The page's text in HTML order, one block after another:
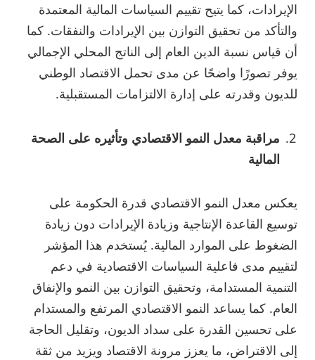
الإيرادات، كما يتيح تقييم السياسات المالية المعتمدة
والتأكد من تحقيق التوازن بين الإيرادات والنفقات. كما
أن قياس نسبة الدين العام إلى الناتج المحلي الإجمالي
يوفر تصورًا واضحًا عن مدى تحمل الاقتصاد الوطني
للديون وقدرته على إدارة الالتزامات المستقبلية.
مراقبة معدل النمو الاقتصادي وتأثيره على الصحة
المالية
يعكس معدل النمو الاقتصادي قدرة الحكومة على
توسيع القاعدة الإنتاجية وزيادة الإيرادات دون زيادة
الضغوط على الموارد المالية. يُستخدم هذا المؤشر
لتقييم مدى فاعلية السياسات الاقتصادية في دعم
التنمية المستدامة، وتحقيق التوازن بين النمو والإنفاق
العام. كما يساعد النمو الاقتصادي المرتفع والمستدام
على تحسين القدرة على سداد الديون، وتقليل الحاجة
إلى الاقتراض، ما يعزز مرونة الاقتصاد ويزيد من ثقة